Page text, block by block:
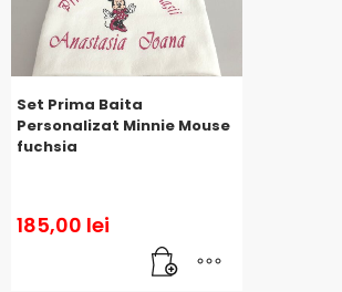
Set Prima Baita
Personalizat Minnie Mouse
fuchsia
185,00 lei